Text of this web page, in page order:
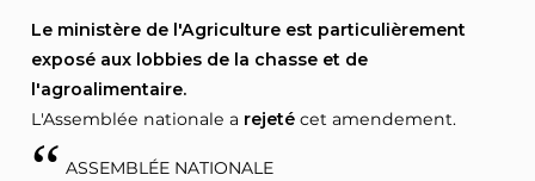
Le ministère de l'Agriculture est particulièrement
exposé aux lobbies de la chasse et de
l'agroalimentaire.
L'Assemblée nationale a rejeté cet amendement.
ASSEMBLÉE NATIONALE